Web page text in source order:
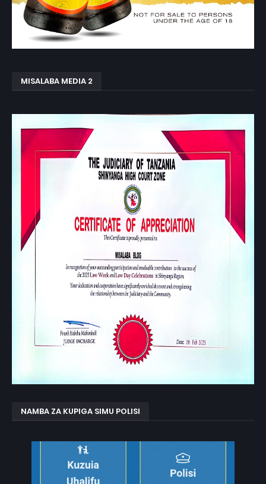
MISALABA MEDIA 2
NAMBA ZA KUPIGA SIMU POLISI